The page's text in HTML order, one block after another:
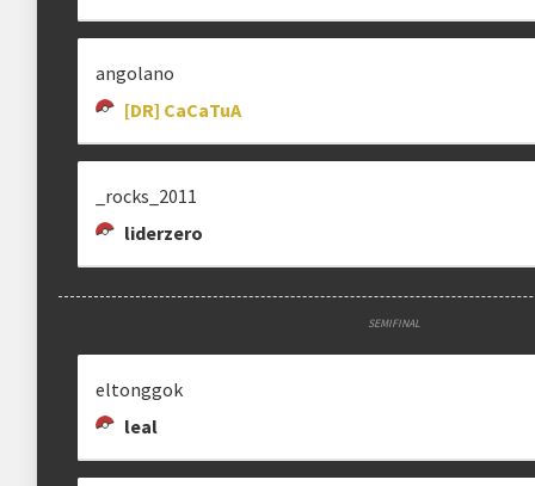
angolano
[DR] CaCaTuA
_rocks_2011
liderzero
SEMIFINAL
eltonggok
leal